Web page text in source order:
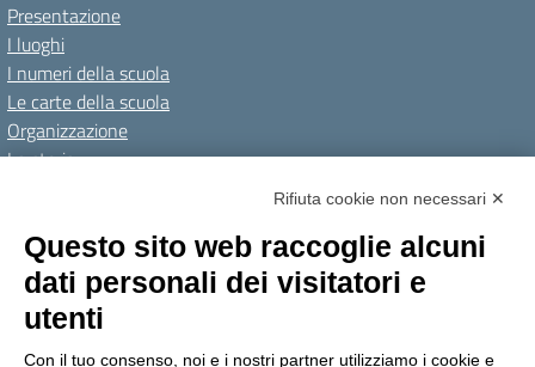
Presentazione
I luoghi
I numeri della scuola
Le carte della scuola
Organizzazione
La storia
Personale scolastico
Famiglie e studenti
Percorsi di studio
Rifiuta cookie non necessari ✕
Questo sito web raccoglie alcuni
dati personali dei visitatori e
utenti
Con il tuo consenso, noi e i nostri partner utilizziamo i cookie e